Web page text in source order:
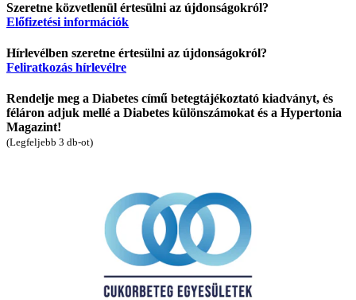
Szeretne közvetlenül értesülni az újdonságokról?
Előfizetési információk
Hírlevélben szeretne értesülni az újdonságokról?
Feliratkozás hírlevélre
Rendelje meg a Diabetes című betegtájékoztató kiadványt, és
féláron adjuk mellé a Diabetes különszámokat és a Hypertonia
Magazint!
(Legfeljebb 3 db-ot)